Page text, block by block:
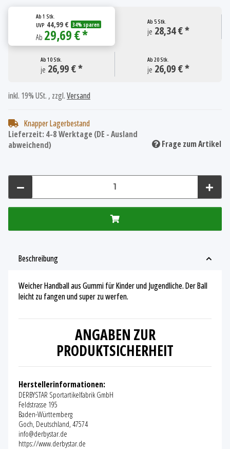
Ab 1 Stk.
UVP 44,99 € 34% sparen
Ab29,69 € *
Ab 5 Stk.
je 28,34 € *
Ab 10 Stk.
je 26,99 € *
Ab 20 Stk.
je 26,09 € *
inkl. 19% USt. , zzgl.Versand
Knapper Lagerbestand
Lieferzeit: 4-8 Werktage (DE - Ausland
abweichend)
Frage zum Artikel
Beschreibung
Weicher Handball aus Gummi für Kinder und Jugendliche. Der Ball
leicht zu fangen und super zu werfen.
ANGABEN ZUR
PRODUKTSICHERHEIT
Herstellerinformationen:
DERBYSTAR Sportartikelfabrik GmbH
Feldstrasse 195
Baden-Württemberg
Goch, Deutschland, 47574
info@derbystar.de
https://www.derbystar.de